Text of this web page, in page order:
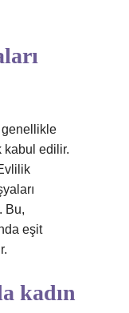
kabul edilir.
Bu,
eşit
kadın